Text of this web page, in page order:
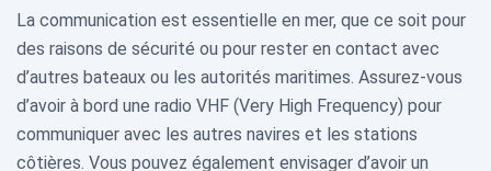
La communication est essentielle en mer, que ce soit pour
des raisons de sécurité ou pour rester en contact avec
d’autres bateaux ou les autorités maritimes. Assurez-vous
d’avoir à bord une radio VHF (Very High Frequency) pour
communiquer avec les autres navires et les stations
côtières. Vous pouvez également envisager d’avoir un